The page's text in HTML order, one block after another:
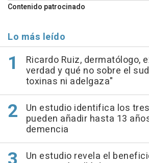
Contenido patrocinado
Lo más leído
Ricardo Ruiz, dermatólogo,
verdad y qué no sobre el
toxinas ni adelgaza"
Un estudio identifica los
pueden añadir hasta 13
demencia
Un estudio revela el